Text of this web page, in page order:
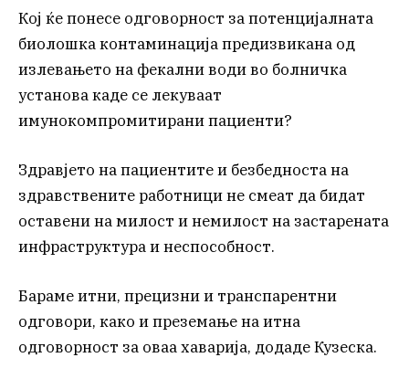
Кој ќе понесе одговорност за потенцијалната
биолошка контаминација предизвикана од
излевањето на фекални води во болничка
установа каде се лекуваат
имунокомпромитирани пациенти?
Здравјето на пациентите и безбедноста на
здравствените работници не смеат да бидат
оставени на милост и немилост на застарената
инфраструктура и неспособност.
Бараме итни, прецизни и транспарентни
одговори, како и преземање на итна
одговорност за оваа хаварија, додаде Кузеска.